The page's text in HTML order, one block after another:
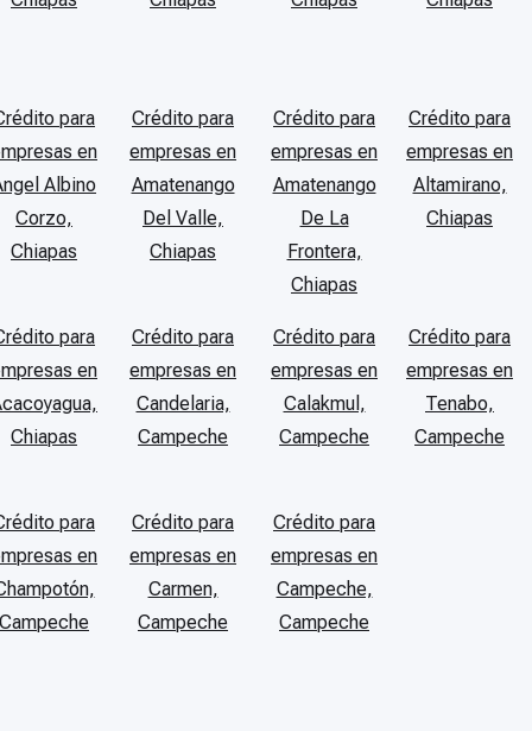
para
en
Albino
Corzo,
Chiapas
Crédito para
empresas en
Amatenango
Del Valle,
Chiapas
Crédito para
empresas en
Amatenango
De La
Frontera,
Chiapas
Crédito para
empresas en
Altamirano,
Chiapas
para
en
Chiapas
Crédito para
empresas en
Candelaria,
Campeche
Crédito para
empresas en
Calakmul,
Campeche
Crédito para
empresas en
Tenabo,
Campeche
para
en
Campeche
Crédito para
empresas en
Carmen,
Campeche
Crédito para
empresas en
Campeche,
Campeche